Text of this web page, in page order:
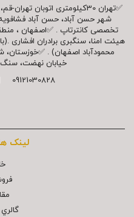
✅تهران 30کیلومتری اتوبان
شهر حسن آباد، حسن آباد
تخصصی کانترتاپ . ✅اصفهان ،
هیئت امنا، سنگبری برادران افشاری
محمودآباد اصفهان) .
خیابان نهضت،
09121030828 | | |
لینک